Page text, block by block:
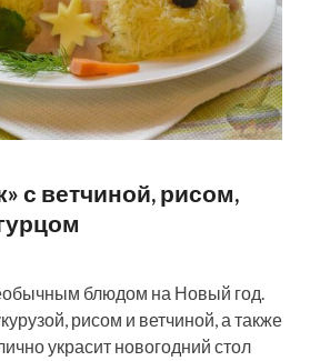
с ветчиной, рисом,
блюдом на Новый год.
рисом и ветчиной, а также
украсит новогодний стол